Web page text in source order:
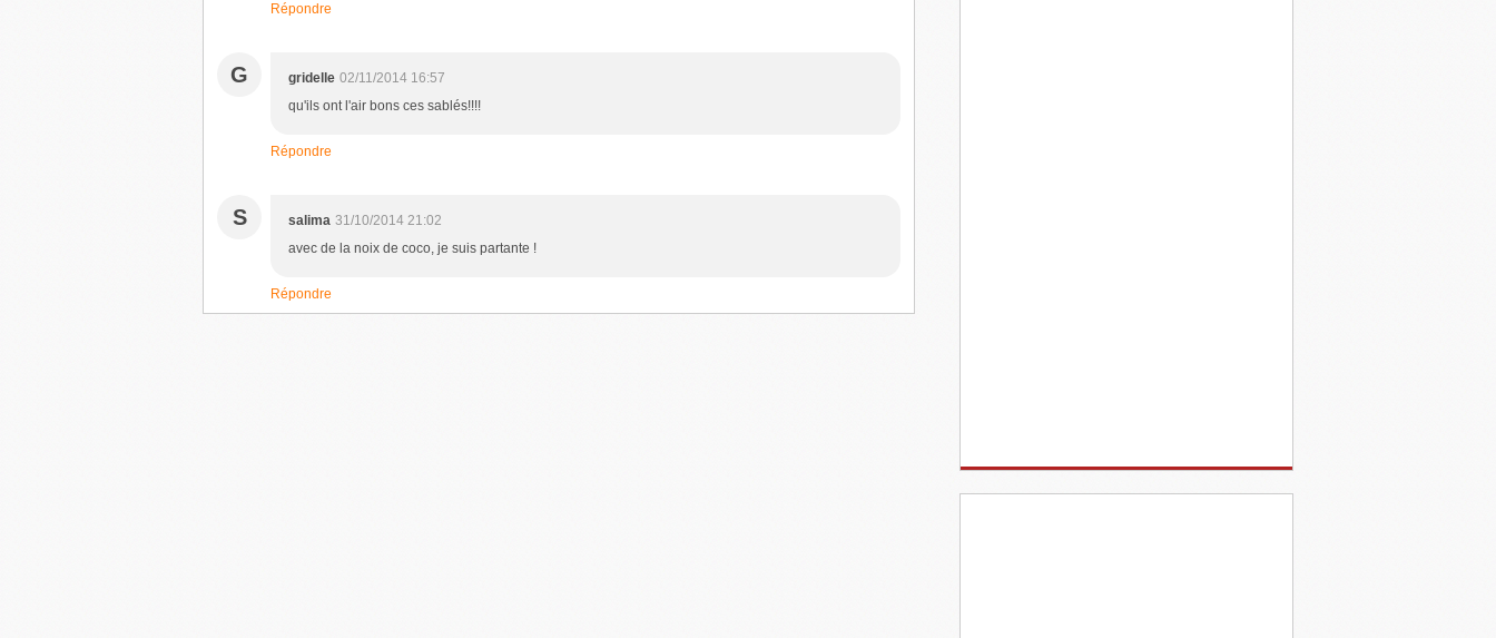
Répondre
G gridelle 02/11/2014 16:57
qu'ils ont l'air bons ces sablés!!!!
Répondre
S salima 31/10/2014 21:02
avec de la noix de coco, je suis partante !
Répondre